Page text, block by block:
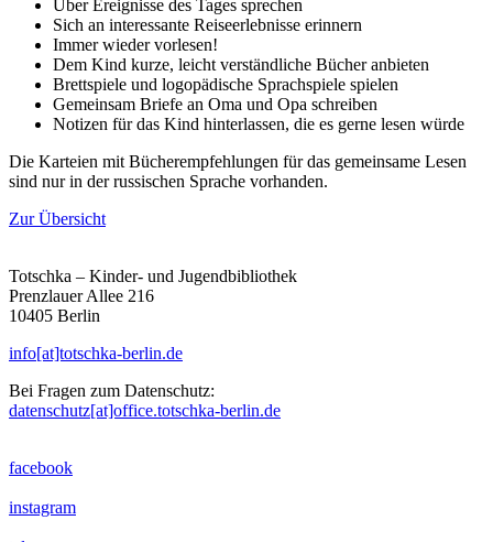
Über Ereignisse des Tages sprechen
Sich an interessante Reiseerlebnisse erinnern
Immer wieder vorlesen!
Dem Kind kurze, leicht verständliche Bücher anbieten
Brettspiele und logopädische Sprachspiele spielen
Gemeinsam Briefe an Oma und Opa schreiben
Notizen für das Kind hinterlassen, die es gerne lesen würde
Die Karteien mit Bücherempfehlungen für das gemeinsame Lesen
sind nur in der russischen Sprache vorhanden.
Zur Übersicht
Totschka – Kinder- und Jugendbibliothek
Prenzlauer Allee 216
10405 Berlin
info[at]totschka-berlin.de
Bei Fragen zum Datenschutz:
datenschutz[at]office.totschka-berlin.de
facebook
instagram